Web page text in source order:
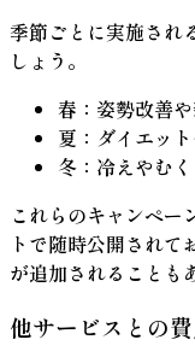
季節ごとに実施され
しょう。
春：姿勢改善
夏：ダイエッ
冬：冷えやむ
これらのキャンペー
トで随時公開され
が追加されることも
他サービスとの